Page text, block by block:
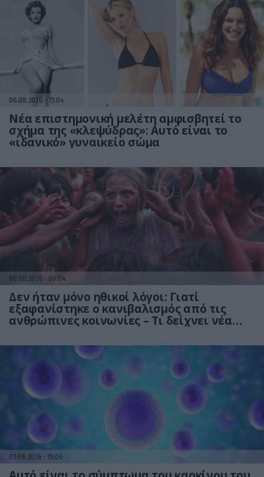
06.08.2026 15:04
Νέα επιστημονική μελέτη αμφισβητεί το
σχήμα της «κλεψύδρας»: Αυτό είναι το
«ιδανικό» γυναικείο σώμα
06.08.2026 09:04
Δεν ήταν μόνο ηθικοί λόγοι: Γιατί
εξαφανίστηκε ο κανιβαλισμός από τις
ανθρώπινες κοινωνίες – Τι δείχνει νέα
01.08.2026 15:06